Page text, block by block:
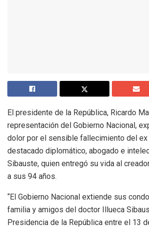
El presidente de la República, Ricardo
representación del Gobierno Nacional,
dolor por el sensible fallecimiento del
destacado diplomático, abogado e
Sibauste, quien entregó su vida al
a sus 94 años.
“El Gobierno Nacional extiende sus
familia y amigos del doctor Illueca
Presidencia de la República entre el 13